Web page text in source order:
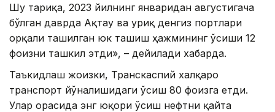
Шу тариқа, 2023 йилнинг январидан августигача
бўлган даврда Ақтау ва Қуриқ денгиз портлари
орқали ташилган юк ташиш ҳажмининг ўсиши 12
фоизни ташкил этди», – дейилади хабарда.
Таъкидлаш жоизки, Транскаспий халқаро
транспорт йўналишидаги ўсиш 80 фоизга етди.
Улар орасида энг юқори ўсиш нефтни қайта